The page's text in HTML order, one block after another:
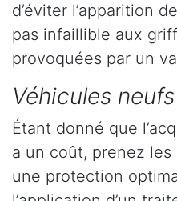
d’éviter l’apparition
pas infaillible aux
provoquées par un
Véhicules
Étant donné que
a un coût, prenez
une protection